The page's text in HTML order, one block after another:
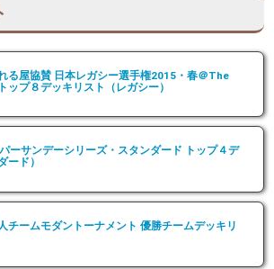
る屋協賛 日本レガシー選手権2015・春＠The
ップ８デッキリスト（レガシー）
ーサンデーシリーズ・スタンダード トップ４デ
ード）
チームモダントーナメント 優勝チームデッキリ